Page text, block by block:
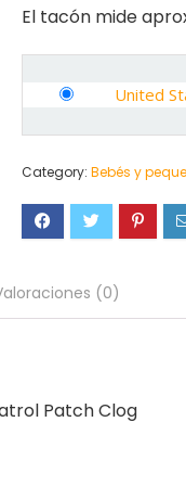
El tacón mide
United
Category: Bebés y
(0)
Patch Clog